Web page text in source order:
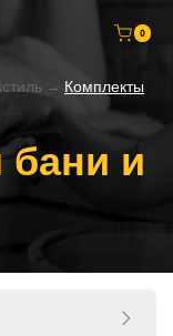
0
→ Комплекты
и